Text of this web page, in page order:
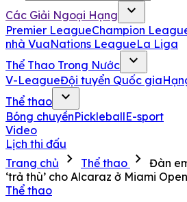
Các Giải Ngoại Hạng expand_more
Premier LeagueChampion
nhà VuaNations LeagueLa Liga
Thể Thao Trong Nước
expand_more
V-LeagueĐội tuyển Quốc gia
Thể thao
expand_more
Bóng chuyềnPickleballE-sport
Video
Lịch thi đấu
Trang chủ
chevron_right Thể thao chevron_right Đàn
‘trả thù’ cho Alcaraz ở Miami
Thể thao